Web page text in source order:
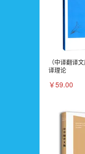
（中译翻译
译理论
￥59.00